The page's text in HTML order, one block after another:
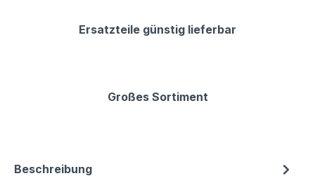
Ersatzteile günstig lieferbar
Großes Sortiment
Beschreibung